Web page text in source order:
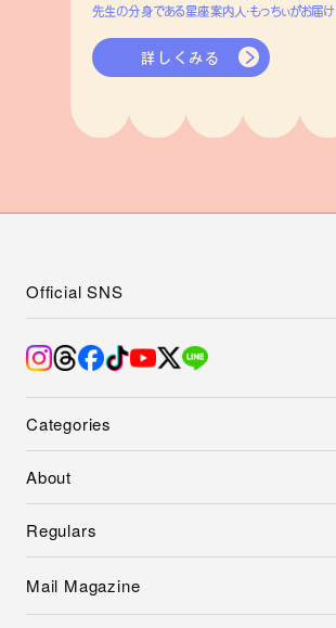
先生の分身である星座案内人・もっちぃがお届け
詳しくみる
Categories
About
Regulars
Official SNS
Mail Magazine